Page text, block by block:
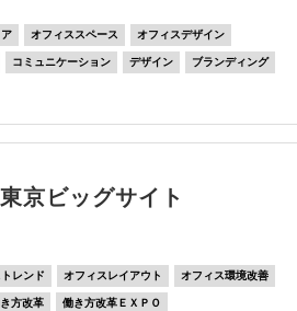
オフィススペース オフィスデザイン
コミュニケーション デザイン ブランディング
京ビッグサイト
レンド オフィスレイアウト オフィス環境改善
方改革 働き方改革ＥＸＰＯ